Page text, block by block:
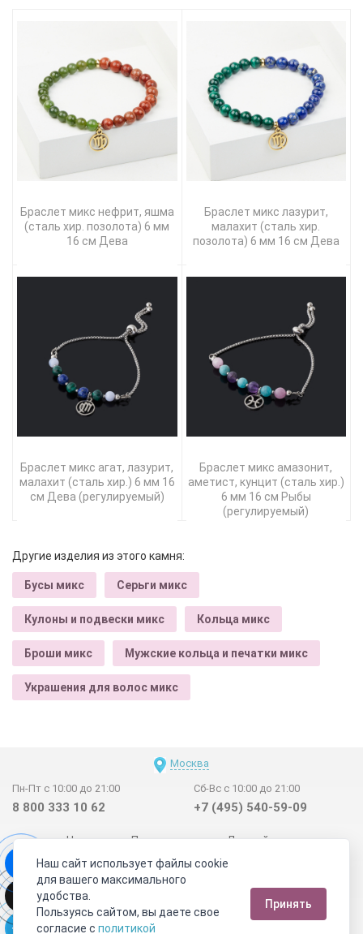
Браслет микс нефрит, яшма
(сталь хир. позолота) 6 мм
16 см Дева
Браслет микс лазурит,
малахит (сталь хир.
позолота) 6 мм 16 см Дева
Браслет микс агат, лазурит,
малахит (сталь хир.) 6 мм 16
см Дева (регулируемый)
Браслет микс амазонит,
аметист, кунцит (сталь хир.)
6 мм 16 см Рыбы
(регулируемый)
Другие изделия из этого камня:
Бусы микс Серьги микс
Кулоны и подвески микс Кольца микс
Броши микс Мужские кольца и печатки микс
Украшения для волос микс
Москва
Пн-Пт с 10:00 до 21:00
8 800 333 10 62
Сб-Вс с 10:00 до 21:00
+7 (495) 540-59-09
Новинки Поставщикам
Личный счет
Договор-оферта
О нас
Наши магазины
Отзывы покупателей
Сертификаты
Статьи
Обратная связь
Видео о камнях СОУТ
Телеграм
Наш сайт использует файлы cookie
для вашего максимального
удобства.
Пользуясь сайтом, вы даете свое
согласие с политикой
Принять